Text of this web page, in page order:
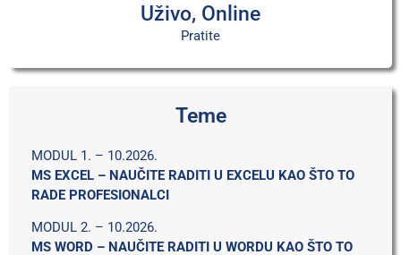
Uživo, Online
Pratite
Teme
MODUL 1. – 10.2026.
MS EXCEL – NAUČITE RADITI U EXCELU KAO ŠTO TO
RADE PROFESIONALCI
MODUL 2. – 10.2026.
MS WORD – NAUČITE RADITI U WORDU KAO ŠTO TO